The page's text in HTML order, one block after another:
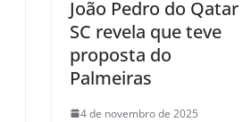
João Pedro do Qatar
SC revela que teve
proposta do
Palmeiras
4 de novembro de 2025